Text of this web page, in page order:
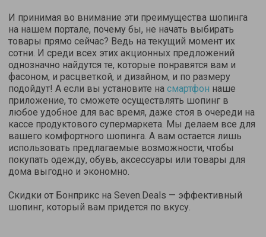
И принимая во внимание эти преимущества шопинга
на нашем портале, почему бы, не начать выбирать
товары прямо сейчас? Ведь на текущий момент их
сотни. И среди всех этих акционных предложений
однозначно найдутся те, которые понравятся вам и
фасоном, и расцветкой, и дизайном, и по размеру
подойдут! А если вы установите на смартфон наше
приложение, то сможете осуществлять шопинг в
любое удобное для вас время, даже стоя в очереди на
кассе продуктового супермаркета. Мы делаем все для
вашего комфортного шопинга. А вам остается лишь
использовать предлагаемые возможности, чтобы
покупать одежду, обувь, аксессуары или товары для
дома выгодно и экономно.
Скидки от Бонприкс на Seven.Deals — эффективный
шопинг, который вам придется по вкусу.